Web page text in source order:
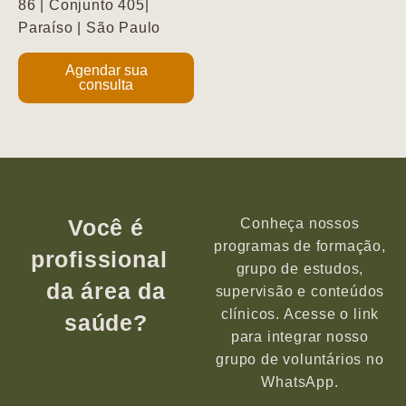
86 | Conjunto 405|
Paraíso | São Paulo
Agendar sua
consulta
Você é
profissional
da área da
saúde?
Conheça nossos
programas de formação,
grupo de estudos,
supervisão e conteúdos
clínicos. Acesse o link
para integrar nosso
grupo de voluntários no
WhatsApp.